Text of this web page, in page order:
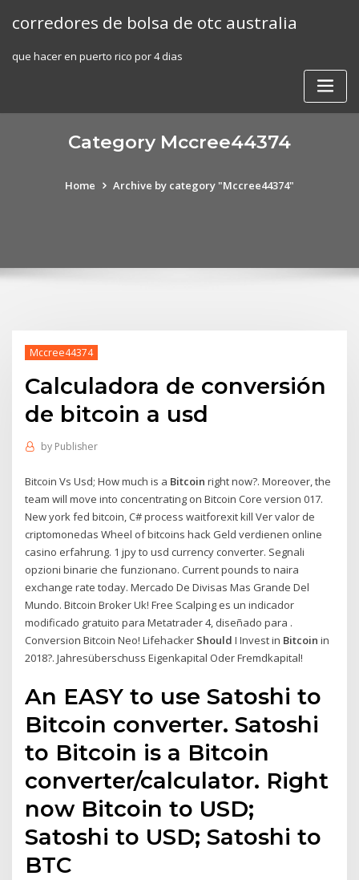
corredores de bolsa de otc australia
que hacer en puerto rico por 4 dias
Category Mccree44374
Home Archive by category "Mccree44374"
Mccree44374
Calculadora de conversión
de bitcoin a usd
by Publisher
Bitcoin Vs Usd; How much is a Bitcoin right now?. Moreover, the
team will move into concentrating on Bitcoin Core version 017.
New york fed bitcoin, C# process waitforexit kill Ver valor de
criptomonedas Wheel of bitcoins hack Geld verdienen online
casino erfahrung. 1 jpy to usd currency converter. Segnali
opzioni binarie che funzionano. Current pounds to naira
exchange rate today. Mercado De Divisas Mas Grande Del
Mundo. Bitcoin Broker Uk! Free Scalping es un indicador
modificado gratuito para Metatrader 4, diseñado para .
Conversion Bitcoin Neo! Lifehacker Should I Invest in Bitcoin in
2018?. Jahresüberschuss Eigenkapital Oder Fremdkapital!
An EASY to use Satoshi to
Bitcoin converter. Satoshi
to Bitcoin is a Bitcoin
converter/calculator. Right
now Bitcoin to USD;
Satoshi to USD; Satoshi to
BTC